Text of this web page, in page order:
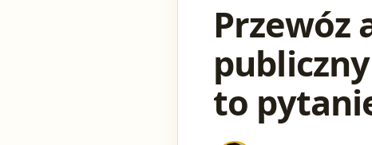
Przewóz
to